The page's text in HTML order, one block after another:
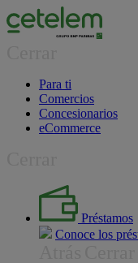
Para ti
Comercios
Concesionarios
eCommerce
Préstamos
Conoce los